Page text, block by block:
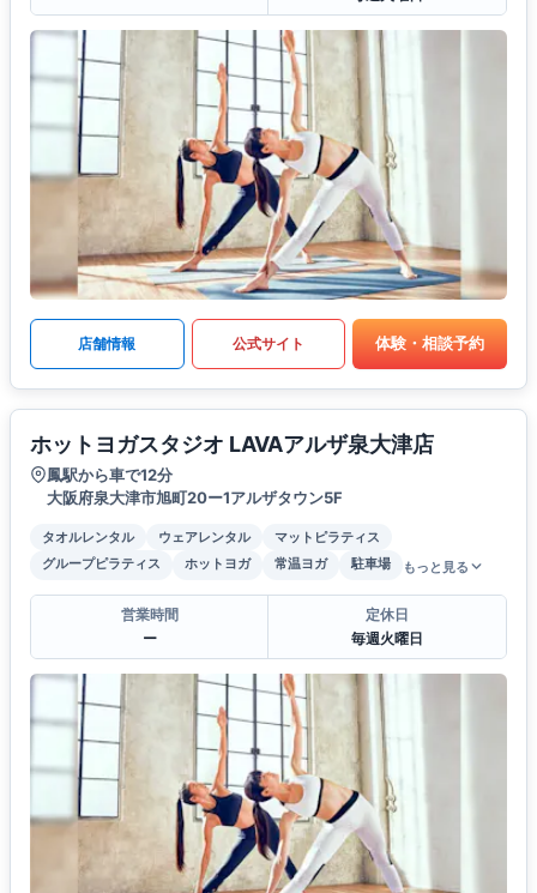
店舗情報 公式サイト 体験・相談予約
ホットヨガスタジオ LAVAアルザ泉大津店
鳳駅から車で12分
大阪府泉大津市旭町20ー1アルザタウン5F
タオルレンタル ウェアレンタル
マットピラティス
グループピラティス
ホットヨガ 常温ヨガ 駐車場 もっと見る
営業時間
ー
定休日
毎週火曜日